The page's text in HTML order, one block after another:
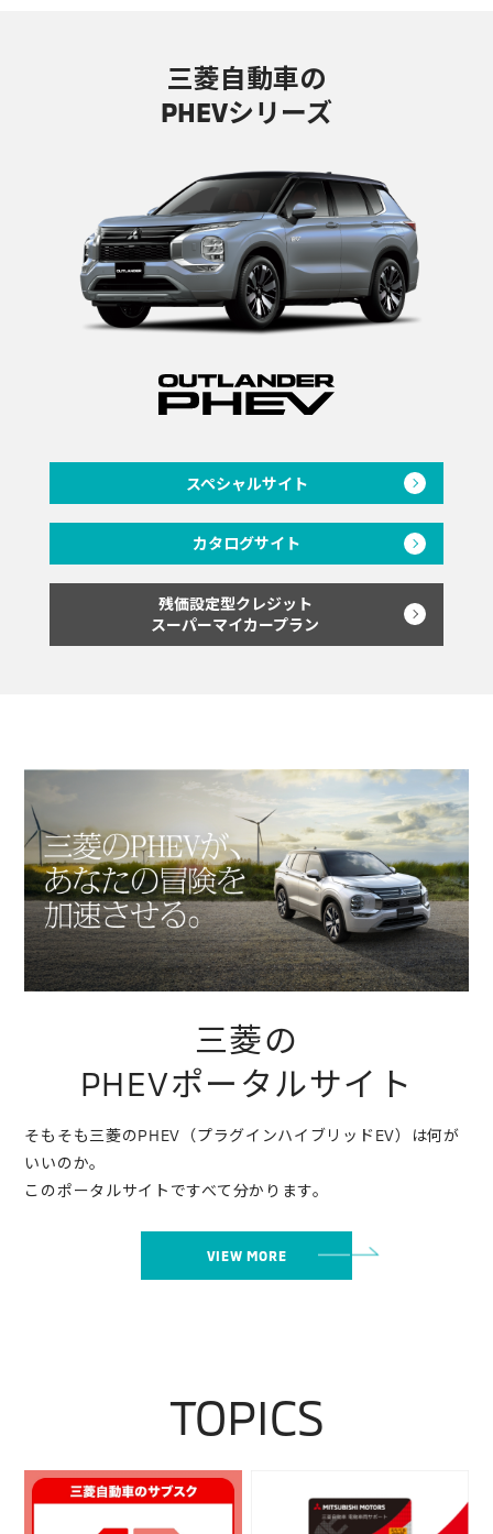
三菱自動車の
PHEVシリーズ
スペシャルサイト
カタログサイト
残価設定型クレジット
スーパーマイカープラン
三菱の
PHEVポータルサイト
そもそも三菱のPHEV（プラグインハイブリッドEV）は何が
いいのか。
このポータルサイトですべて分かります。
VIEW MORE
TOPICS